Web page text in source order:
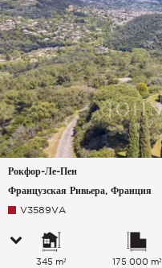
Рокфор-Ле-Пен
Французская Ривьера, Франция
V3589VA
345 m² 175 000 m²